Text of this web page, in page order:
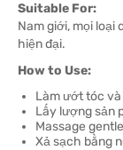
Suitable For:
Nam giới, mọi
hiện đại.
How to Use:
Làm ướt tóc
Lấy lượng sản
Massage
Xả sạch bằng